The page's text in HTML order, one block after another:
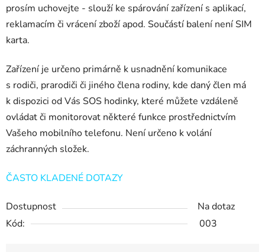
prosím uchovejte - slouží ke spárování zařízení s aplikací,
reklamacím či vrácení zboží apod. Součástí balení není SIM
karta.
Zařízení je určeno primárně k usnadnění komunikace
s rodiči, prarodiči či jiného člena rodiny, kde daný člen má
k dispozici od Vás SOS hodinky, které můžete vzdáleně
ovládat či monitorovat některé funkce prostřednictvím
Vašeho mobilního telefonu. Není určeno k volání
záchranných složek.
ČASTO KLADENÉ DOTAZY
Dostupnost
Na dotaz
Kód:
003